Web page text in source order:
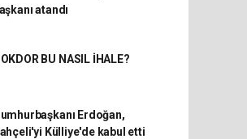
atandı
BU NASIL İHALE?
Erdoğan,
Külliye'de kabul etti